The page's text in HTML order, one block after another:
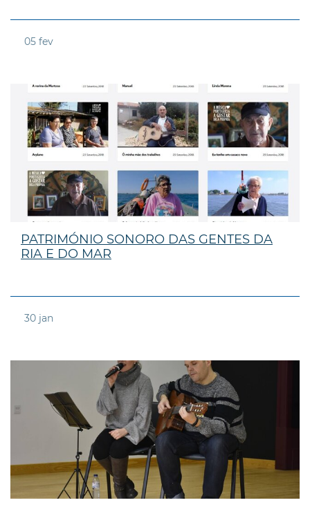
05 fev
PATRIMÓNIO SONORO DAS GENTES DA
RIA E DO MAR
30 jan